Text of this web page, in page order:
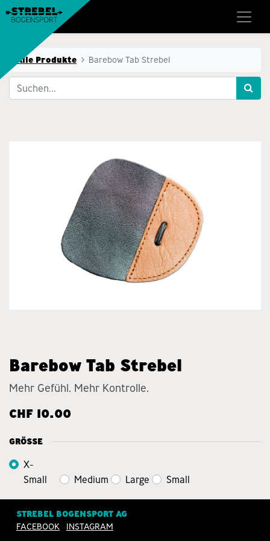
Alle Produkte Barebow Tab Strebel
Barebow Tab Strebel
Mehr Gefühl. Mehr Kontrolle.
CHF 10.00
GRÖSSE
X-
Small
Medium Large Small
STREBEL BOGENSPORT AG
FACEBOOK
INSTAGRAM